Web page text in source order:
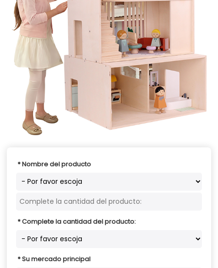
Nombre del producto
Complete la cantidad del producto:
Su mercado principal